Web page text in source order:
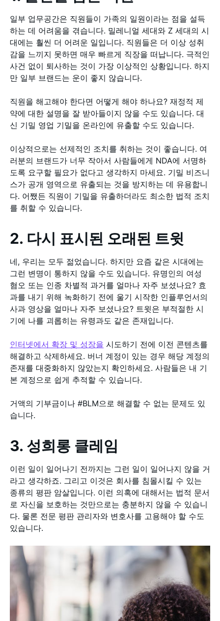
일부 업무공간은 직원들이 가족의 일원이라는 점을 설득
하는 데 어려움을 겪습니다. 밀레니얼 세대와 Z 세대의 시
대에는 훨씬 더 어려운 일입니다. 직원들은 더 이상 성취
감을 느끼지 못하면 매우 빠르게 직장을 떠납니다. 극적인
사건 없이 퇴사하는 것이 가장 이상적인 상황입니다. 하지
만 일부 브랜드는 운이 좋지 않습니다.
직원을 해고해야 한다면 어떻게 해야 하나요? 재정적 제
약에 대한 설명을 잘 받아들이지 않을 수도 있습니다. 대
신 기밀 영업 기밀을 온라인에 유출할 수도 있습니다.
이상적으로는 선제적인 조치를 취하는 것이 좋습니다. 여
러분의 브랜드가 너무 작아서 사람들에게 NDA에 서명하
도록 요구할 필요가 없다고 생각하지 마세요. 기밀 비즈니
스가 공개 영역으로 유출되는 것을 방지하는 데 유용합니
다. 어쨌든 직원이 기밀을 유출하더라도 최소한 법적 조치
를 취할 수 있습니다.
2. 다시 표시된 오래된 트윗
네, 우리는 모두 젊었습니다. 하지만 요즘 같은 시대에는
그런 변명이 통하지 않을 수도 있습니다. 유명인의 여성
혐오 또는 인종 차별적 과거를 얼마나 자주 보셨나요? 효
과를 내기 위해 녹화하기 전에 울기 시작한 인플루언서의
사과 영상을 얼마나 자주 보셨나요? 트윗은 부적절한 시
기에 나를 괴롭히는 유령과도 같은 존재입니다.
인터넷에서 확장 및 성장을 시도하기 전에 이전 콘텐츠를
해결하고 삭제하세요. 버너 계정이 있는 경우 해당 계정의
존재를 대중화하지 않았는지 확인하세요. 사람들은 내 기
본 계정으로 쉽게 추적할 수 있습니다.
거액의 기부금이나 #BLM으로 해결할 수 없는 문제도 있
습니다.
3. 성희롱 클레임
이런 일이 일어나기 전까지는 그런 일이 일어나지 않을 거
라고 생각하죠. 그리고 이것은 회사를 침몰시킬 수 있는
종류의 평판 암살입니다. 이런 의혹에 대해서는 법적 문서
로 자신을 보호하는 것만으로는 충분하지 않을 수 있습니
다. 물론 전문 평판 관리자와 변호사를 고용해야 할 수도
있습니다.